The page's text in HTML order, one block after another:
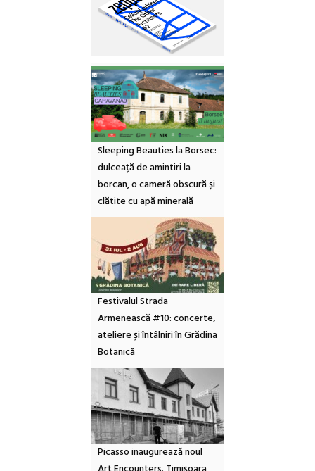
Sleeping Beauties la Borsec:
dulceață de amintiri la
borcan, o cameră obscură și
clătite cu apă minerală
Festivalul Strada
Armenească #10: concerte,
ateliere și întâlniri în Grădina
Botanică
Picasso inaugurează noul